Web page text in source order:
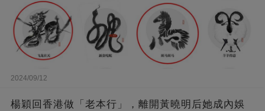
2024/09/12
楊穎回香港做「老本行」，離開黃曉明后她成內娛